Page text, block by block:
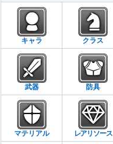
キャラ クラス
武器 防具
マテリアル レアリソース